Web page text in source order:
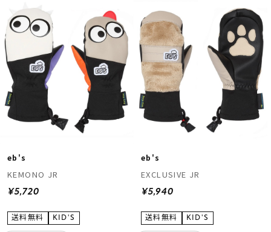
eb's
KEMONO JR
¥5,720
eb's
EXCLUSIVE JR
¥5,940